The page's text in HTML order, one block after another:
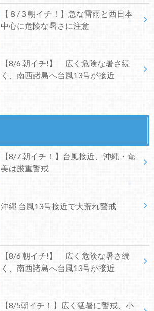
【８/３朝イチ！】急な雷雨と西日本
中心に危険な暑さに注意
【8/6 朝イチ!】 広く危険な暑さ続
く、南西諸島へ台風13号が接近
【8/7 朝イチ！】台風接近、沖縄・奄
美は厳重警戒
沖縄 台風13号接近で大荒れ警戒
【8/6 朝イチ!】 広く危険な暑さ続
く、南西諸島へ台風13号が接近
【8/5朝イチ！】広く猛暑に警戒、小